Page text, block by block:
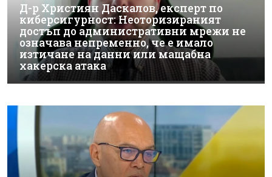
Д-р Християн Даскалов, експерт по
киберсигурност: Неоторизираният
достъп до административни мрежи не
означава непременно, че е имало
изтичане на данни или мащабна
хакерска атака